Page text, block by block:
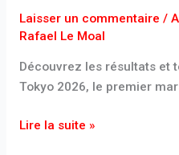
Laisser un commentaire /
Rafael Le Moal
Découvrez les résultats et
Tokyo 2026, le premier
Lire la suite »